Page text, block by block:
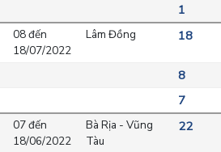
1
08 đến
18/07/2022
Lâm Đồng 18
8
7
07 đến
18/06/2022
Bà Rịa - Vũng
Tàu
22